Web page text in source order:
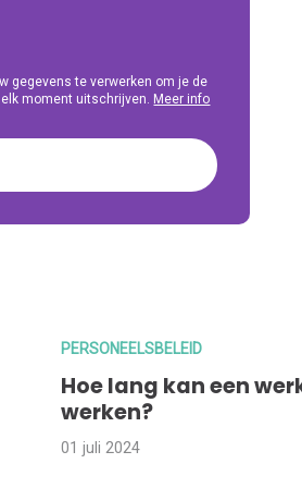
gegevens te verwerken om je de
moment uitschrijven. Meer info
PERSONEELSBELEID
Hoe lang kan een
werken?
01 juli 2024